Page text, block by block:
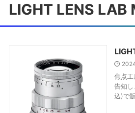
LIGHT LENS
焦点
告知
込)で